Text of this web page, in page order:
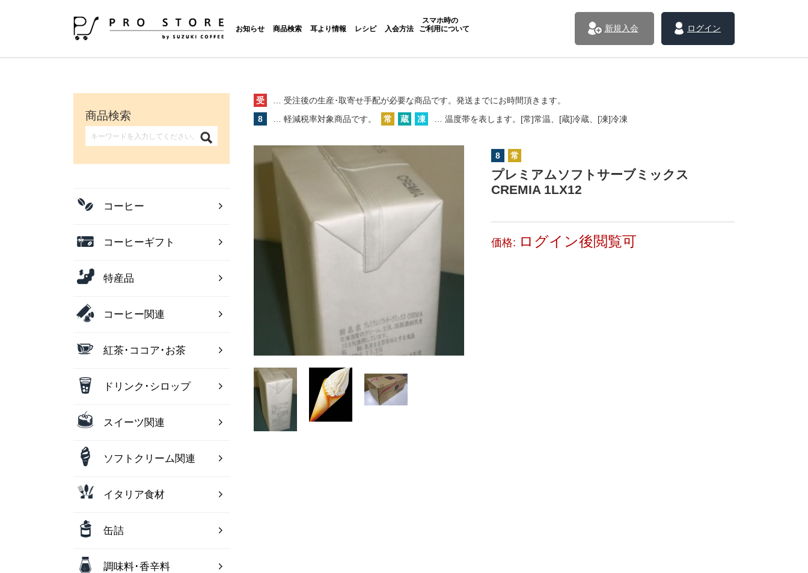
お知らせ 商品検索 耳より情報 レシピ 入会方法
スマホ時の
ご利用について
ログイン
新規入会
受 … 受注後の生産･取寄せ手配が必要な商品です。 発送までにお時間頂きます。
8
… 軽減税率対象商品です。 常 蔵 凍 … 温度帯を表します。[常]常温、[蔵]冷蔵、[凍]冷凍
8 常
プレミアムソフトサーブミックス
CREMIA 1LX12
価格: ログイン後閲覧可
商品検索
コーヒー
コーヒーギフト
特産品
コーヒー関連
紅茶･ココア･お茶
ドリンク･シロップ
スイーツ関連
ソフトクリーム関連
イタリア食材
缶詰
調味料･香辛料